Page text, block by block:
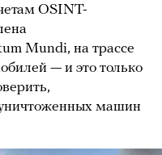
OSINT-
Mundi, на трассе
— и это только
уничтоженных машин